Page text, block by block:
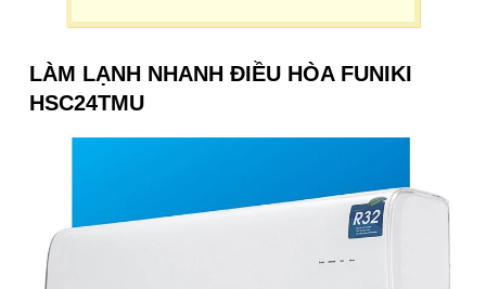
LÀM LẠNH NHANH ĐIỀU HÒA FUNIKI
HSC24TMU